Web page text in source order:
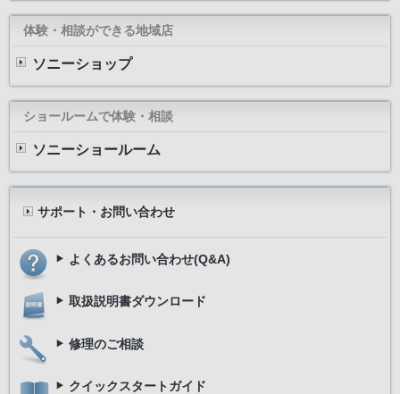
体験・相談ができる地域店
ソニーショップ
ショールームで体験・相談
ソニーショールーム
サポート・お問い合わせ
よくあるお問い合わせ(Q&A)
取扱説明書ダウンロード
修理のご相談
クイックスタートガイド